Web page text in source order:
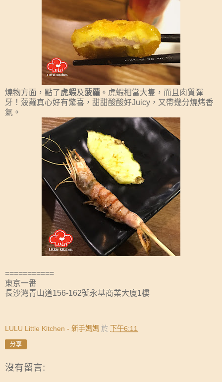
燒物方面，點了虎蝦及菠蘿 。虎蝦相當大隻，而且肉質彈
牙！菠蘿真心好有驚喜，甜甜酸酸好Juicy，又帶幾分燒烤香
氣。
===========
東京一番
長沙灣青山道156-162號永基商業大廈1樓
LULU Little Kitchen - 新手媽媽 於 下午6:11
分享
沒有留言: